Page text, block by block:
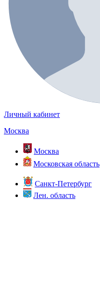
Личный кабинет
Москва
Москва
Московская область
Санкт-Петербург
Лен. область